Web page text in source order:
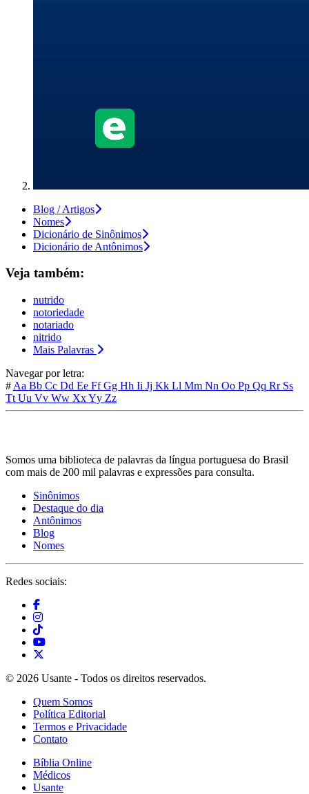
Blog / Artigos
Nomes
Dicionário de Sinônimos
Dicionário de Antônimos
Veja também:
nutrido
notoriedade
notariado
nitrido
Mais Palavras
Navegar por letra:
# Aa Bb Cc Dd Ee FfGg Hh Ii Jj Kk Ll Mm Nn Oo Pp Qq Rr Ss
Tt Uu Vv Ww XxYy Zz
Somos uma biblioteca de palavras da língua portuguesa do Brasil
com mais de 200 mil palavras e expressões para consulta.
Sinônimos
Destaque do dia
Antônimos
Blog
Nomes
Redes sociais:
© 2026 Usante - Todos os direitos reservados.
Quem Somos
Política Editorial
Termos e Privacidade
Contato
Bíblia Online
Médicos
Usante